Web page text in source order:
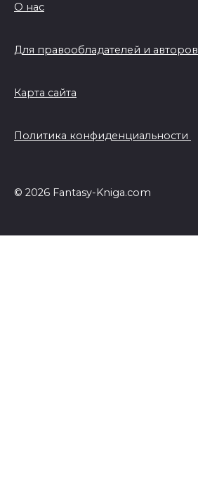
О нас
Для правообладателей и авторов
Карта сайта
Политика конфиденциальности
© 2026 Fantasy-Kniga.com